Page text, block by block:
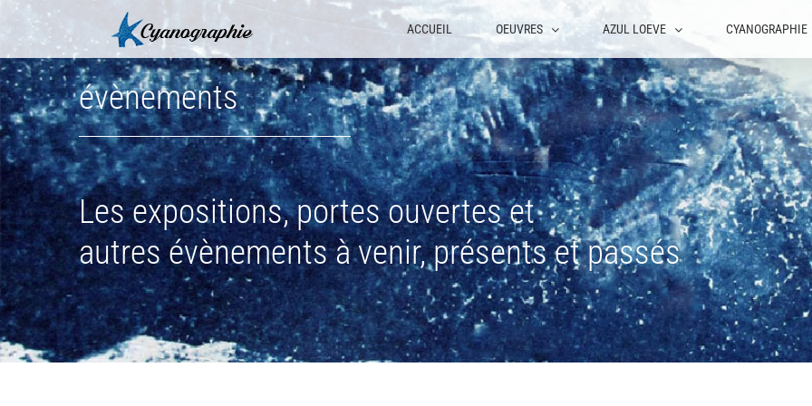
Passer
ACCUEIL OEUVRES AZUL LOEVE CYANOGRAPHIE
évènements
Les expositions, portes ouvertes et
autres évènements à venir, présents et passés